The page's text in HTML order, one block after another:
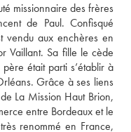
missionnaire des frères
de Paul. Confisqué
vendu aux enchères en
Vaillant. Sa fille le cède
était parti s’établir à
Grâce à ses liens
La Mission Haut Brion,
entre Bordeaux et le
renommé en France,